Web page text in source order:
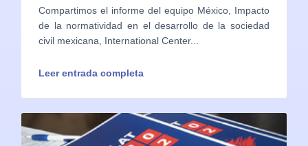
Compartimos el informe del equipo México, Impacto
de la normatividad en el desarrollo de la sociedad
civil mexicana, International Center...
Leer entrada completa